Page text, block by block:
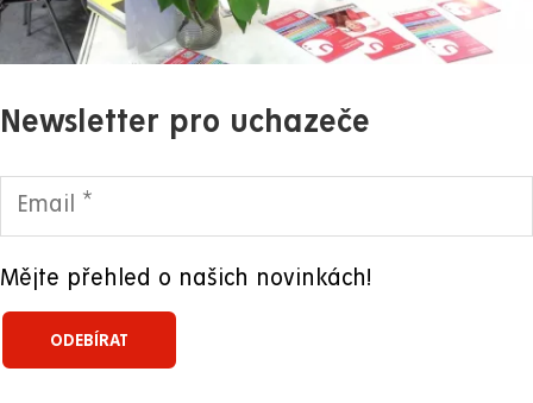
Newsletter pro uchazeče
Mějte přehled o našich novinkách!